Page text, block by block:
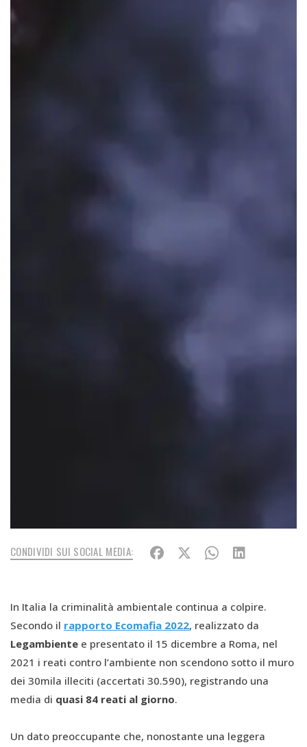
CONDIVIDI SUI SOCIAL MEDIA:
In Italia la criminalità ambientale continua a colpire.
Secondo il rapporto Ecomafia 2022, realizzato da
Legambiente e presentato il 15 dicembre a Roma, nel
2021 i reati contro l’ambiente non scendono sotto il muro
dei 30mila illeciti (accertati 30.590), registrando una
media di quasi 84 reati al giorno.
Un dato preoccupante che, nonostante una leggera